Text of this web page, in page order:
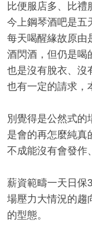
紀
比便服店多、比禮
今上鋼琴酒吧是五
每天喝醒緣故原由
酒閃酒，但仍是喝
也是沒有脫衣、沒
也有一定的請求，
別覺得是公然式的
是會的再怎麼純真
不成能沒有會發作
薪資範疇一天日保
場壓力大情況的趨
的型態。